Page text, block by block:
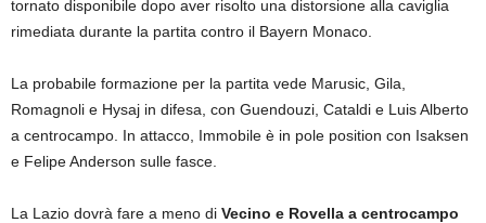
tornato disponibile dopo aver risolto una distorsione alla caviglia
rimediata durante la partita contro il Bayern Monaco.
La probabile formazione per la partita vede Marusic, Gila,
Romagnoli e Hysaj in difesa, con Guendouzi, Cataldi e Luis Alberto
a centrocampo. In attacco, Immobile è in pole position con Isaksen
e Felipe Anderson sulle fasce.
La Lazio dovrà fare a meno di Vecino e Rovella a centrocampo